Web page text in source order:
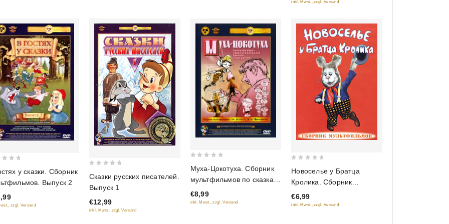
inkl. Mwst., zzgl. Versand
у сказки. Сборник
Выпуск 2
zzgl. Versand
of
5
Сказки русских писателей.
Выпуск 1
€12,99
inkl. Mwst., zzgl. Versand
out
of
5
Муха-Цокотуха. Сборник
мультфильмов по сказкам
К. И. Чуковского
€8,99
inkl. Mwst., zzgl. Versand
of
5
Новоселье у Братца
Кролика. Сборник
мультфильмов
€6,99
inkl. Mwst., zzgl. Versand